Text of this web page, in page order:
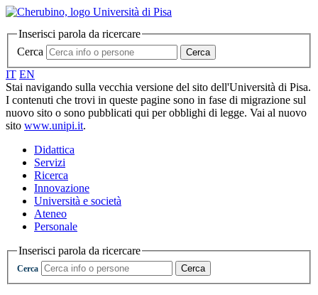
Inserisci parola da ricercare
Cerca
Cerca
IT EN
Stai navigando sulla vecchia versione del sito dell'Università di Pisa.
I contenuti che trovi in queste pagine sono in fase di migrazione sul
nuovo sito o sono pubblicati qui per obblighi di legge. Vai al nuovo
sito www.unipi.it.
Didattica
Servizi
Ricerca
Innovazione
Università e società
Ateneo
Personale
Inserisci parola da ricercare
Cerca Cerca